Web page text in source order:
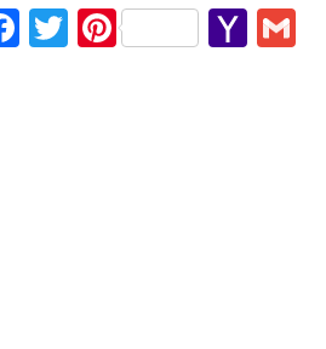
Facebook
TwitterPinterestYahoo